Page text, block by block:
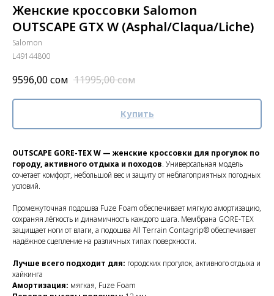
Женские кроссовки Salomon
OUTSCAPE GTX W (Asphal/Claqua/Liche)
Salomon
L49144800
9596,00сом 11995,00сом
Купить
OUTSCAPE GORE-TEX W — женские кроссовки для прогулок по
городу, активного отдыха и походов. Универсальная модель
сочетает комфорт, небольшой вес и защиту от неблагоприятных погодных
условий.
Промежуточная подошва Fuze Foam обеспечивает мягкую амортизацию,
сохраняя лёгкость и динамичность каждого шага. Мембрана GORE-TEX
защищает ноги от влаги, а подошва All Terrain Contagrip® обеспечивает
надёжное сцепление на различных типах поверхности.
Лучше всего подходит для: городских прогулок, активного отдыха и
хайкинга
Амортизация: мягкая, Fuze Foam